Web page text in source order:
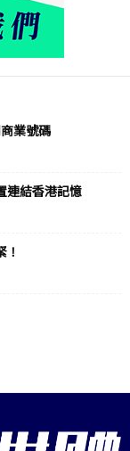
業號碼
連結香港記憶